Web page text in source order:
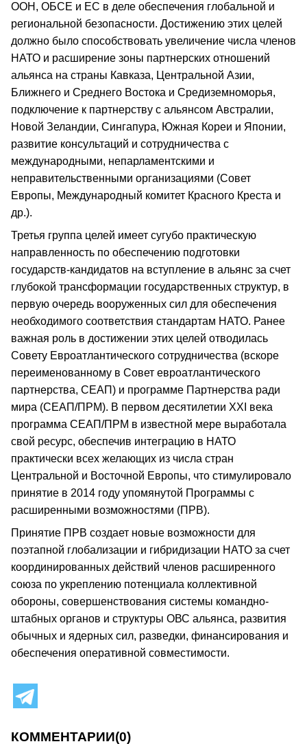
ООН, ОБСЕ и ЕС в деле обеспечения глобальной и
региональной безопасности. Достижению этих целей
должно было способствовать увеличение числа членов
НАТО и расширение зоны партнерских отношений
альянса на страны Кавказа, Центральной Азии,
Ближнего и Среднего Востока и Средиземноморья,
подключение к партнерству с альянсом Австралии,
Новой Зеландии, Сингапура, Южная Кореи и Японии,
развитие консультаций и сотрудничества с
международными, непарламентскими и
неправительственными организациями (Совет
Европы, Международный комитет Красного Креста и
др.).
Третья группа целей имеет сугубо практическую
направленность по обеспечению подготовки
государств-кандидатов на вступление в альянс за счет
глубокой трансформации государственных структур, в
первую очередь вооруженных сил для обеспечения
необходимого соответствия стандартам НАТО. Ранее
важная роль в достижении этих целей отводилась
Совету Евроатлантического сотрудничества (вскоре
переименованному в Совет евроатлантического
партнерства, СЕАП) и программе Партнерства ради
мира (СЕАП/ПРМ). В первом десятилетии XXI века
программа СЕАП/ПРМ в известной мере выработала
свой ресурс, обеспечив интеграцию в НАТО
практически всех желающих из числа стран
Центральной и Восточной Европы, что стимулировало
принятие в 2014 году упомянутой Программы с
расширенными возможностями (ПРВ).
Принятие ПРВ создает новые возможности для
поэтапной глобализации и гибридизации НАТО за счет
координированных действий членов расширенного
союза по укреплению потенциала коллективной
обороны, совершенствования системы командно-
штабных органов и структуры ОВС альянса, развития
обычных и ядерных сил, разведки, финансирования и
обеспечения оперативной совместимости.
КОММЕНТАРИИ(0)